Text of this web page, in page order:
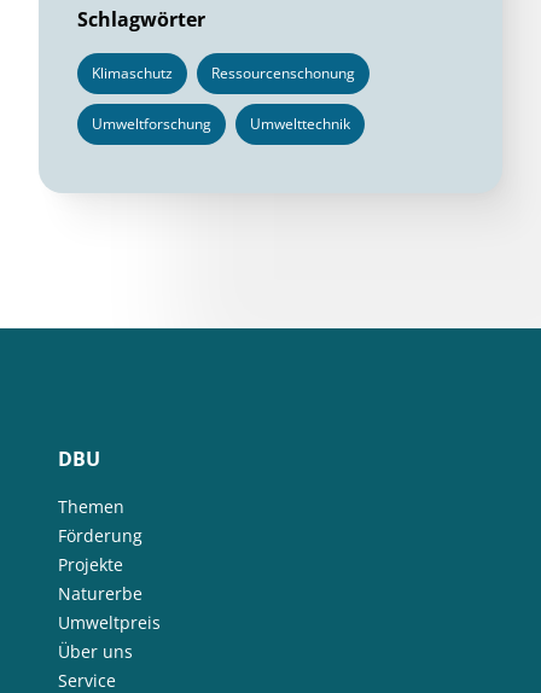
Schlagwörter
Klimaschutz Ressourcenschonung
Umweltforschung Umwelttechnik
DBU
Themen
Förderung
Projekte
Naturerbe
Umweltpreis
Über uns
Service